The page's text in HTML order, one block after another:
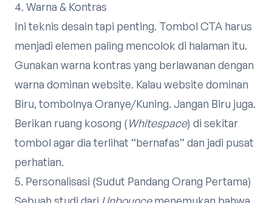
4. Warna & Kontras
Ini teknis desain tapi penting. Tombol CTA harus
menjadi elemen paling mencolok di halaman itu.
Gunakan warna kontras yang berlawanan dengan
warna dominan website. Kalau website dominan
Biru, tombolnya Oranye/Kuning. Jangan Biru juga.
Berikan ruang kosong (Whitespace) di sekitar
tombol agar dia terlihat “bernafas” dan jadi pusat
perhatian.
5. Personalisasi (Sudut Pandang Orang Pertama)